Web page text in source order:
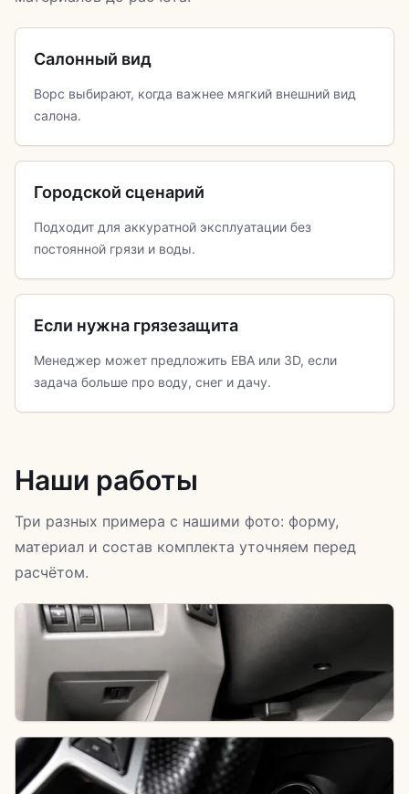
Салонный вид
Ворс выбирают, когда важнее мягкий внешний вид
салона.
Городской сценарий
Подходит для аккуратной эксплуатации без
постоянной грязи и воды.
Если нужна грязезащита
Менеджер может предложить ЕВА или 3D, если
задача больше про воду, снег и дачу.
Наши работы
Три разных примера с нашими фото: форму,
материал и состав комплекта уточняем перед
расчётом.
Водительская зона
Сверяем форму, крепления и подпятник; для ворса
отдельно подбираем покрытие и основу.
Ковры СССР: ворсовый рисунок